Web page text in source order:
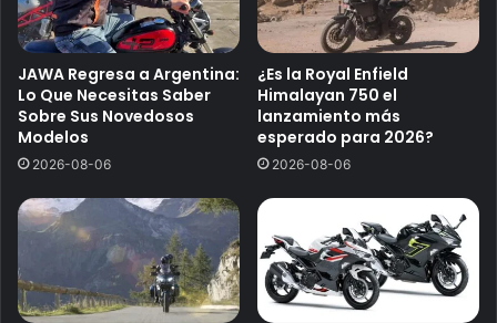
JAWA Regresa a Argentina:
Lo Que Necesitas Saber
Sobre Sus Novedosos
Modelos
2026-08-06
¿Es la Royal Enfield
Himalayan 750 el
lanzamiento más
esperado para 2026?
2026-08-06